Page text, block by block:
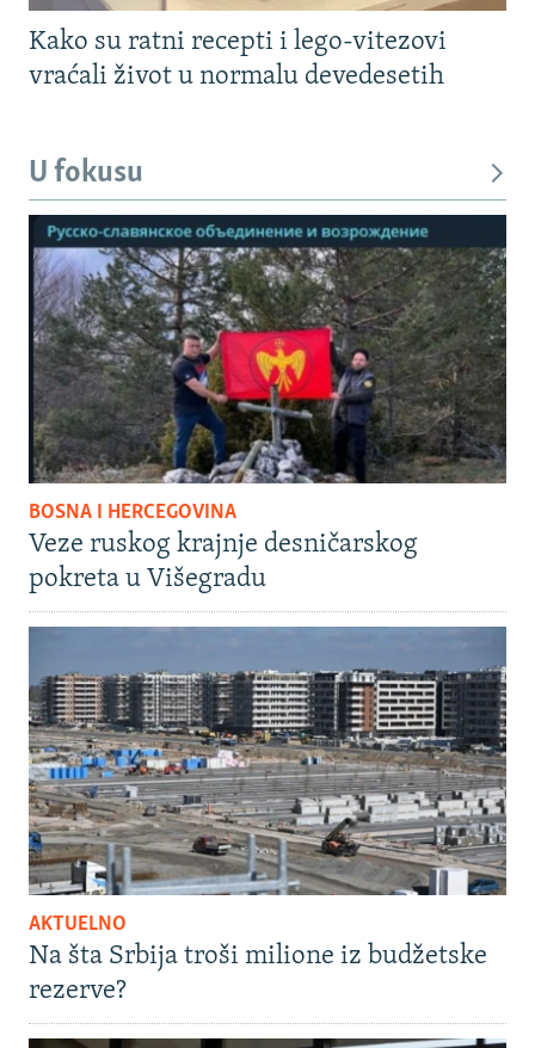
Kako su ratni recepti i lego-vitezovi
vraćali život u normalu devedesetih
U fokusu
BOSNA I HERCEGOVINA
Veze ruskog krajnje desničarskog
pokreta u Višegradu
AKTUELNO
Na šta Srbija troši milione iz budžetske
rezerve?